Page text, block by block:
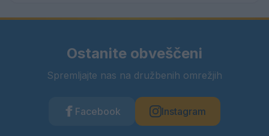
Ostanite obveščeni
Spremljajte nas na družbenih omrežjih
Facebook Instagram